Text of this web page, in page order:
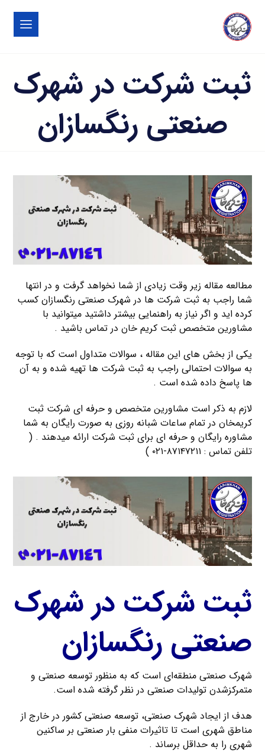
ثبت شرکت در شهرک
صنعتی رنگسازان
مطالعه مقاله زیر وقت زیادی از شما نخواهد گرفت و در انتها
شما راجب به ثبت شرکت ها در شهرک صنعتی رنگسازان کسب
کرده اید و اگر نیاز به راهنمایی بیشتر داشتید میتوانید با
مشاورین متخصص ثبت کریم خان در تماس باشید .
یکی از بخش های این مقاله ، سوالات متداول است که با توجه
به سوالات احتمالی راجب به ثبت شرکت ها تهیه شده و به آن
ها پاسخ داده شده است .
لازم به ذکر است مشاورین متخصص و حرفه ای شرکت ثبت
کریمخان در تمام ساعات شبانه روزی به صورت رایگان به شما
مشاوره رایگان و حرفه ای برای ثبت شرکت ارائه میدهند . (
تلفن تماس : ۸۷۱۴۷۲۱۱-۰۲۱ )
ثبت شرکت در شهرک
صنعتی رنگسازان
شهرک صنعتی منطقه‌ای است که به منظور توسعه صنعتی و
متمرکزشدن تولیدات صنعتی در نظر گرفته شده است.
هدف از ایجاد شهرک صنعتی، توسعه صنعتی کشور در خارج از
مناطق شهری است تا تاثیرات منفی بار صنعتی بر ساکنین
شهری را به حداقل برساند .